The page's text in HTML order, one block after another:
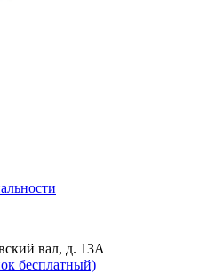
вал, д. 13А
бесплатный)